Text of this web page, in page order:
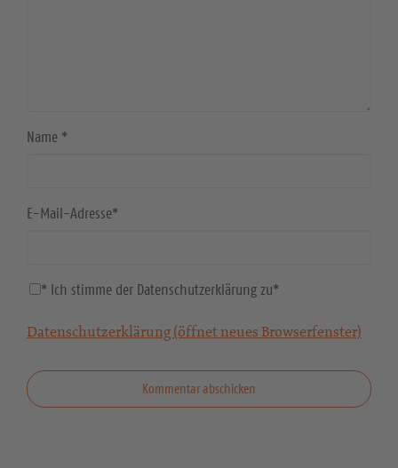
Name *
E-Mail-Adresse*
* Ich stimme der Datenschutzerklärung zu*
Datenschutzerklärung (öffnet neues Browserfenster)